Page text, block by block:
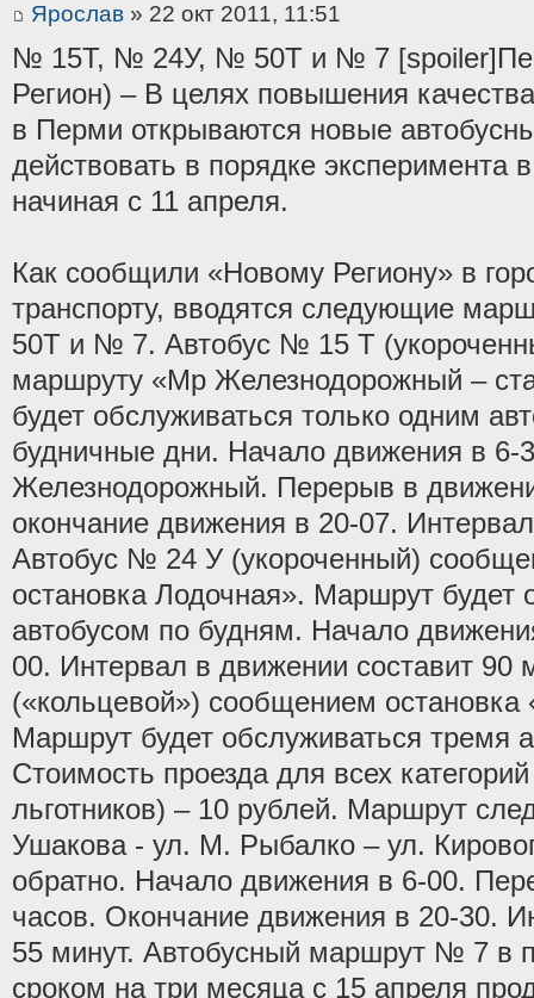
Ярослав » 22 окт 2011, 11:51
№ 15Т, № 24У, № 50Т и № 7
Регион) – В целях повышения
в Перми открываются новые
действовать в порядке эксперимента
начиная с 11 апреля.
Как сообщили «Новому Региону» в
транспорту, вводятся следующие
50Т и № 7. Автобус № 15 Т
маршруту «Мр Железнодорожный –
будет обслуживаться только одним
будничные дни. Начало движения в 6-
Железнодорожный. Перерыв в
окончание движения в 20-07.
Автобус № 24 У (укороченный)
остановка Лодочная». Маршрут будет
автобусом по будням. Начало
00. Интервал в движении составит
(«кольцевой») сообщением
Маршрут будет обслуживаться тремя
Стоимость проезда для всех
льготников) – 10 рублей. Маршрут
Ушакова - ул. М. Рыбалко – ул.
обратно. Начало движения в 6-00.
часов. Окончание движения в 20-30.
55 минут. Автобусный маршрут № 7 в
сроком на три месяца с 15 апреля